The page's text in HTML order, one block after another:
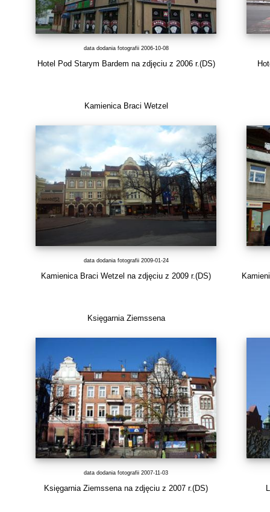
data dodania fotografii 2006-10-08
Hotel Pod Starym Bardem na zdjęciu z 2006 r.(DS)
Kamienica Braci Wetzel
data dodania fotografii 2009-01-24
Kamienica Braci Wetzel na zdjęciu z 2009 r.(DS)
Księgarnia Ziemssena
data dodania fotografii 2007-11-03
Księgarnia Ziemssena na zdjęciu z 2007 r.(DS)